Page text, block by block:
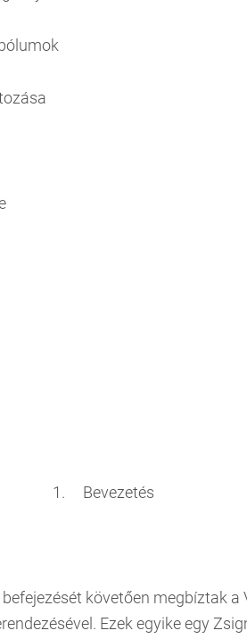
1. Bevezetés
követően megbíztak a
Ezek egyike egy